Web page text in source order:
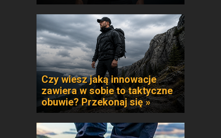
Czy wiesz jaką innowacje
zawiera w sobie to taktyczne
obuwie? Przekonaj się »